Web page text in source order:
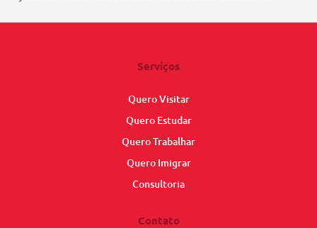
Serviços
Quero Visitar
Quero Estudar
Quero Trabalhar
Quero Imigrar
Consultoria
Contato